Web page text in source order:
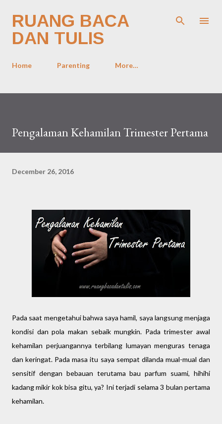
RUANG BACA
DAN TULIS
Home Parenting More…
Pengalaman Kehamilan Trimester Pertama
December 26, 2016
Pada saat mengetahui bahwa saya hamil, saya langsung menjaga
kondisi dan pola makan sebaik mungkin. Pada trimester awal
kehamilan perjuangannya terbilang lumayan menguras tenaga
dan keringat. Pada masa itu saya sempat dilanda mual-mual dan
sensitif dengan bebauan terutama bau parfum suami, hihihi
kadang mikir kok bisa gitu, ya? Ini terjadi selama 3 bulan pertama
kehamilan.